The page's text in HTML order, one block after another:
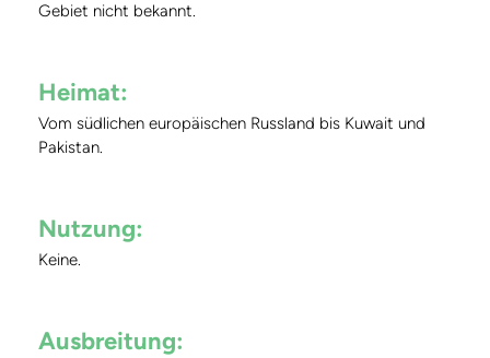
Gebiet nicht bekannt.
Heimat:
Vom südlichen europäischen Russland bis Kuwait und
Pakistan.
Nutzung:
Keine.
Ausbreitung: